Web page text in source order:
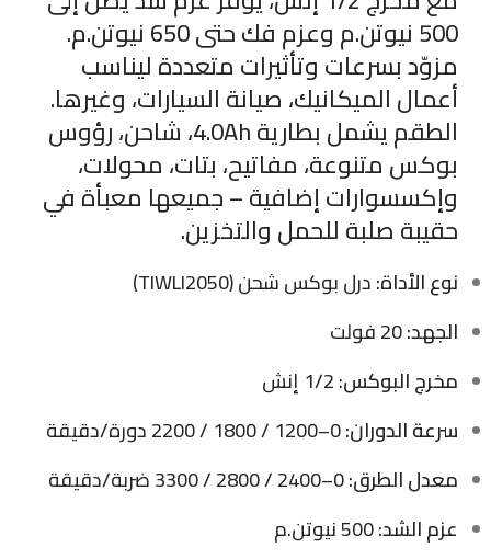
500 نيوتن.م وعزم فك حتى 650 نيوتن.م.
مزوّد بسرعات وتأثيرات متعددة ليناسب
أعمال الميكانيك، صيانة السيارات، وغيرها.
الطقم يشمل بطارية 4.0Ah، شاحن، رؤوس
بوكس متنوعة، مفاتيح، بتات، محولات،
وإكسسوارات إضافية – جميعها معبأة في
حقيبة صلبة للحمل والتخزين.
نوع الأداة:درل بوكس شحن (TIWLI2050)
الجهد:
مخرج البوكس:
سرعة الدوران:
معدل الطرق:
عزم الشد: